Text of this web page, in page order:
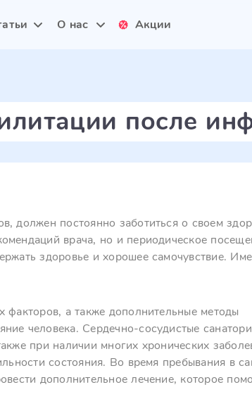
О нас Акции
после
должен постоянно заботиться о своем
врача, но и периодическое
здоровье и хорошее самочувствие.
факторов, а также дополнительные методы
человека. Сердечно-сосудистые
при наличии многих хронических
состояния. Во время пребывания в
дополнительное лечение, которое